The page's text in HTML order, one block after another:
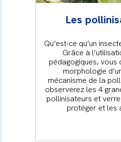
Les
Qu’est-ce qu’un
Grâce à
pédagogiques, vous
morphologie
mécanisme de la
observerez les 4
pollinisateurs et
protéger et les